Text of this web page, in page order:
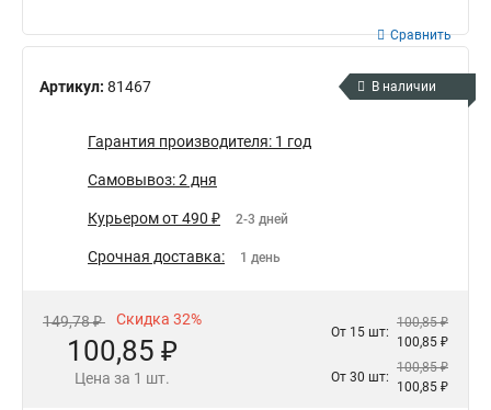
Артикул: 81467
Сравнить
В наличии
Гарантия производителя: 1 год
Самовывоз: 2 дня
Курьером от 490 ₽ 2-3 дней
Срочная доставка: 1 день
149,78 ₽ Скидка 32%
100,85 ₽
Цена за 1 шт.
От 15 шт:
100,85 ₽
100,85 ₽
От 30 шт:
100,85 ₽
100,85 ₽